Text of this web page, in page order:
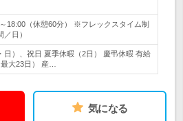
18:00（休憩60分） ※フレックスタイム制
／日）
日）、祝日 夏季休暇（2日） 慶弔休暇 有給
大23日） 産…
気になる